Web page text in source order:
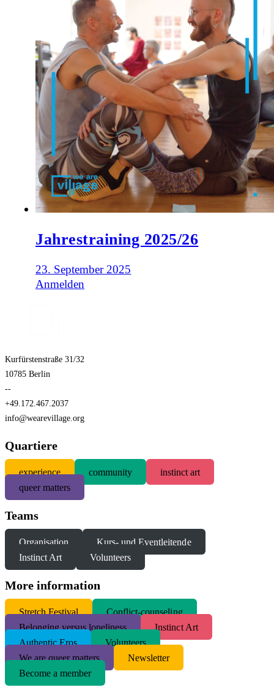
Jahrestraining 2025/26
23. September 2025
Anmelden
Kurfürstenstraße 31/32
10785 Berlin
--
+49.172.467.2037
info@wearevillage.org
Quartiere
experience community
instinct art
queer matters
Teams
Organisation
Kurs- und Eventleitende
Instinct Art
Volunteers
More information
Stretch Festival
Conflict-counseling
Belonging versus loneliness
Instinct Art
Authentic Eros
Volunteers
We are queer matters
Newsletter
Become a member